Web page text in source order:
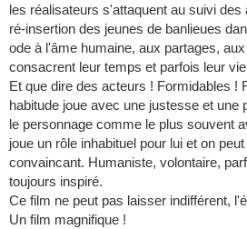
les réalisateurs s'attaquent au suivi
ré-insertion des jeunes de banlieues
ode à l'âme humaine, aux partages,
consacrent leur temps et parfois leur
Et que dire des acteurs ! Formidables !
habitude joue avec une justesse et une
le personnage comme le plus souvent
joue un rôle inhabituel pour lui et on
convaincant. Humaniste, volontaire,
toujours inspiré.
Ce film ne peut pas laisser indifférent,
Un film magnifique !